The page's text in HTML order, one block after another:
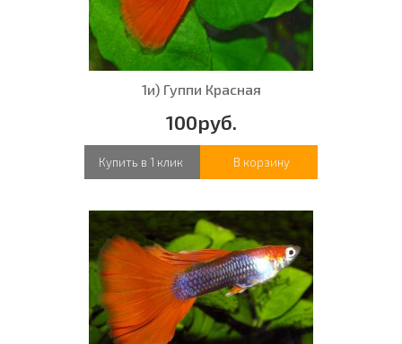
1и) Гуппи Красная
100руб.
Купить в 1 клик В корзину